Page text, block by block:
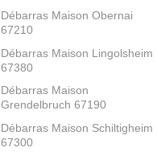
Débarras Maison Obernai
67210
Débarras Maison Lingolsheim
67380
Débarras Maison
Grendelbruch 67190
Débarras Maison Schiltigheim
67300